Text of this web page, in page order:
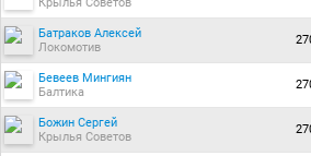
Батраков Алексей
Локомотив
Бевеев Мингиян
Балтика
Божин Сергей
Крылья Советов